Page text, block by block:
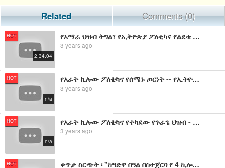
Related Comments (0)
HOT
2:34:04
የአማራ ህዝብ ትግል፣ የኢትዮጵያ ፖለቲካና የልደቱ አያሌው መንገድ ! የኢትዮ 360 መረጃዎች
3 years ago
HOT
n/a
የአራት ኪሎው ፖለቲካና የሰሜኑ ጦርነት -- የኢትዮ 360 መረጃዎች
3 years ago
HOT
n/a
የአራት ኪሎው ፖለቲካና የተካደው የጉራጌ ህዝብ - የኢትዮ 360 መረጃዎች
3 years ago
HOT ቀጥታ ስርጭት ፡ "ከዓድዋ በዓል በስተጀርባ የ 4 ኪሎ ፖለቲካና የጦር ሜዳ ክስረት የገጠመው ብርሃኑ ጁላ" የኢትዮ 360 መረጃዎች